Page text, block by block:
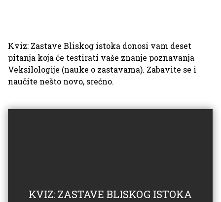
Kviz: Zastave Bliskog istoka donosi vam deset
pitanja koja će testirati vaše znanje poznavanja
Veksilologije (nauke o zastavama). Zabavite se i
naučite nešto novo, srećno.
KVIZ: ZASTAVE BLISKOG ISTOKA